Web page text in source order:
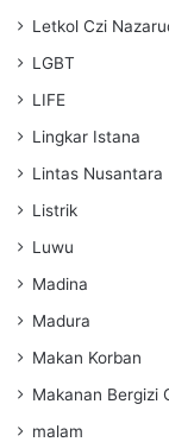
Letkol Czi
LGBT
LIFE
Lingkar Istana
Lintas Nusantara
Listrik
Luwu
Madina
Madura
Makan Korban
Makanan Bergizi
malam